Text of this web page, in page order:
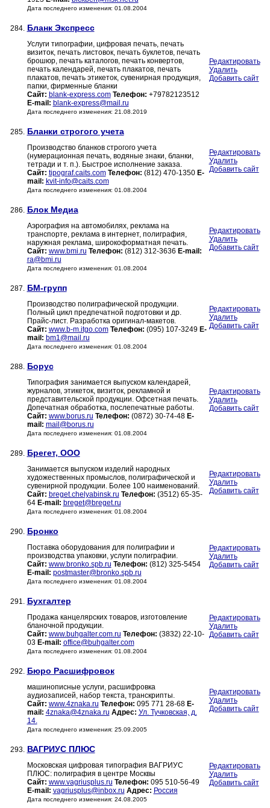
Дата последнего изменения: 01.08.2004
284. Бланк Экспресс
Услуги типографии, цифровая печать, печать
визиток, печать листовок, печать буклетов, печать
брошюр, печать каталогов, печать конвертов,
печать календарей, печать плакатов, печать
плакатов, печать этикеток, сувенирная продукция,
папки, фирменные бланки
Сайт: blank-express.com Телефон: +79782123512
E-mail: blank-express@mail.ru
Дата последнего изменения: 21.08.2019
Редактировать
Удалить
Добавить сайт
285. Бланки строгого учета
Производство бланков строгого учета
(нумерационная печать, водяные знаки, бланки,
тетради и т. п.). Быстрое исполнение заказа.
Сайт: tipograf.caits.com Телефон: (812) 470-1350 E-
mail: kvit-info@caits.com
Дата последнего изменения: 01.08.2004
Редактировать
Удалить
Добавить сайт
286. Блок Медиа
Аэрография на автомобилях, реклама на
транспорте, реклама в интернет, полиграфия,
наружная реклама, широкоформатная печать.
Сайт: www.bmi.ru Телефон: (812) 312-3636 E-mail:
ra@bmi.ru
Дата последнего изменения: 01.08.2004
Редактировать
Удалить
Добавить сайт
287. БМ-групп
Производство полиграфической продукции.
Полный цикл предпечатной подготовки и др.
Прайс-лист. Разработка оригинал-макетов.
Сайт: www.b-m.itgo.com Телефон: (095) 107-3249 E-
mail: bm1@mail.ru
Дата последнего изменения: 01.08.2004
Редактировать
Удалить
Добавить сайт
288. Борус
Типография занимается выпуском календарей,
журналов, этикеток, визиток, рекламной и
представительской продукции. Офсетная печать.
Допечатная обработка, послепечатные работы.
Сайт: www.borus.ru Телефон: (0872) 30-74-48 E-
mail: mail@borus.ru
Дата последнего изменения: 01.08.2004
Редактировать
Удалить
Добавить сайт
289. Брегет, ООО
Занимается выпуском изделий народных
художественных промыслов, полиграфической и
сувенирной продукции. Более 100 наименований.
Сайт: breget.chelyabinsk.ru Телефон: (3512) 65-35-
64 E-mail: breget@breget.ru
Дата последнего изменения: 01.08.2004
Редактировать
Удалить
Добавить сайт
290. Бронко
Поставка оборудования для полиграфии и
производства упаковки, услуги полиграфии.
Сайт: www.bronko.spb.ru Телефон: (812) 325-5454
E-mail: postmaster@bronko.spb.ru
Дата последнего изменения: 01.08.2004
Редактировать
Удалить
Добавить сайт
291. Бухгалтер
Продажа канцелярских товаров, изготовление
бланочной продукции.
Сайт: www.buhgalter.com.ru Телефон: (3832) 22-10-
03 E-mail: office@buhgalter.com
Дата последнего изменения: 01.08.2004
Редактировать
Удалить
Добавить сайт
292. Бюро Расшифровок
машинописные услуги, расшифровка
аудиозаписей, набор текста, транскрипты.
Сайт: www.4znaka.ru Телефон: 095 771 28-68 E-
mail: 4znaka@4znaka.ru Адрес: Ул. Тучковская, д.
14.
Дата последнего изменения: 25.09.2005
Редактировать
Удалить
Добавить сайт
293. ВАГРИУС ПЛЮС
Московская цифровая типография ВАГРИУС
ПЛЮС: полиграфия в центре Москвы
Сайт: www.vagriusplus.ru Телефон: 095 510-56-49
E-mail: vagriusplus@inbox.ru Адрес: Россия
Дата последнего изменения: 24.08.2005
Редактировать
Удалить
Добавить сайт